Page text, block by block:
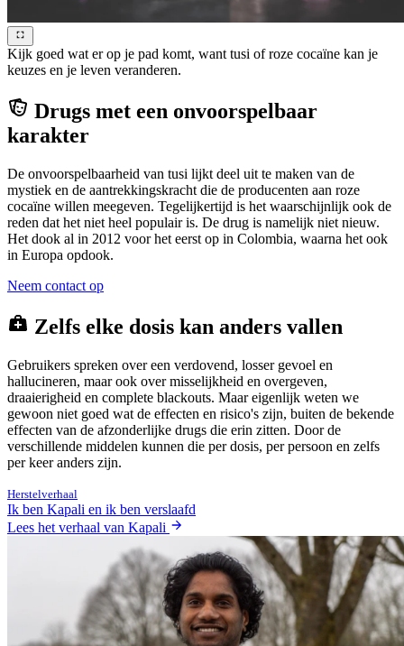
Kijk goed wat er op je pad komt, want tusi of roze cocaïne kan je
keuzes en je leven veranderen.
Drugs met een onvoorspelbaar
karakter
De onvoorspelbaarheid van tusi lijkt deel uit te maken van de
mystiek en de aantrekkingskracht die de producenten aan roze
cocaïne willen meegeven. Tegelijkertijd is het waarschijnlijk ook de
reden dat het niet heel populair is. De drug is namelijk niet nieuw.
Het dook al in 2012 voor het eerst op in Colombia, waarna het ook
in Europa opdook.
Neem contact op
Zelfs elke dosis kan anders vallen
Gebruikers spreken over een verdovend, losser gevoel en
hallucineren, maar ook over misselijkheid en overgeven,
draaierigheid en complete blackouts. Maar eigenlijk weten we
gewoon niet goed wat de effecten en risico's zijn, buiten de bekende
effecten van de afzonderlijke drugs die erin zitten. Door de
verschillende middelen kunnen die per dosis, per persoon en zelfs
per keer anders zijn.
Herstelverhaal
Ik ben Kapali en ik ben verslaafd
Lees het verhaal van Kapali